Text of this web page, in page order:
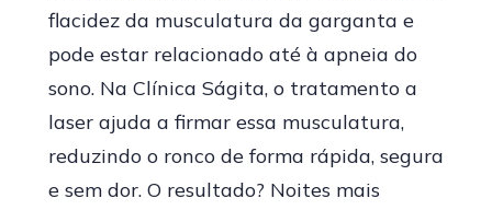
flacidez da musculatura da garganta e
pode estar relacionado até à apneia do
sono. Na Clínica Ságita, o tratamento a
laser ajuda a firmar essa musculatura,
reduzindo o ronco de forma rápida, segura
e sem dor. O resultado? Noites mais